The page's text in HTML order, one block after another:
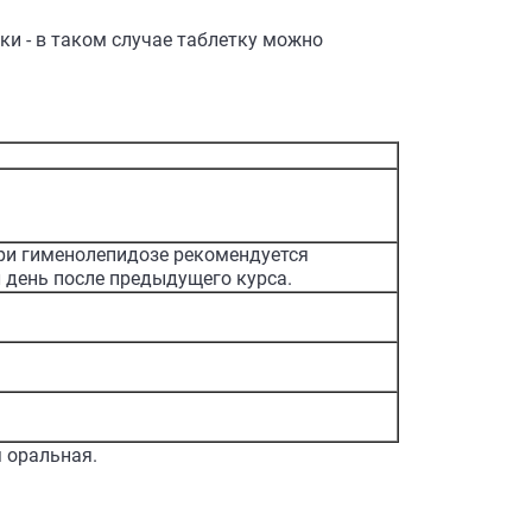
- в таком случае таблетку можно
гименолепидозе рекомендуется
день после предыдущего курса.
оральная.